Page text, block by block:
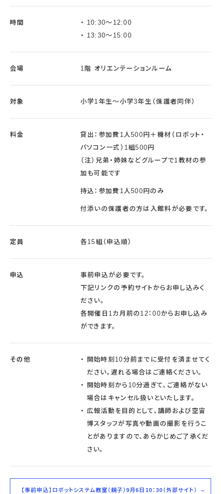
時間
10:30～12:00
13:30～15:00
会場 1階 オリエンテーションルーム
対象 小学1年生～小学3年生（保護者同伴）
料金
貸出：参加費1人500円＋機材（ロボット・
パソコン一式）1組500円
（注）兄弟・姉妹などグループで1教材の参
加も可能です
持込：参加費1人500円のみ
付添いの保護者の方は入館料が必要です。
定員 各15組（申込順）
申込
事前申込が必要です。
下記リンクの予約サイトからお申し込みく
ださい。
各開催日1カ月前の12：00からお申し込み
ができます。
その他
開始時刻10分前までに受付を済ませてく
ださい。遅れる場合はご連絡ください。
開始時刻から10分過ぎて、ご連絡がない
場合はキャンセル扱いといたします。
広報活動を目的として、講師および空宙
博スタッフが写真や動画の撮影を行うこ
とがありますので、あらかじめご了承くだ
さい。
【事前申込】ロボットシステム教室（親子）9月6日10：30（外部サイト）